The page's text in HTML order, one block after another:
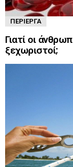
ΠΕΡΊΕΡΓΑ
Γιατί οι
ξεχωριστοί;